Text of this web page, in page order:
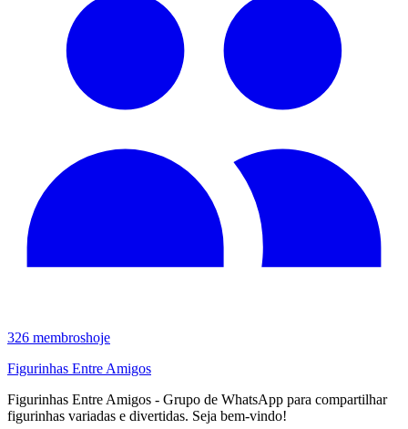
326 membroshoje
Figurinhas Entre Amigos
Figurinhas Entre Amigos - Grupo de WhatsApp para compartilhar
figurinhas variadas e divertidas. Seja bem-vindo!